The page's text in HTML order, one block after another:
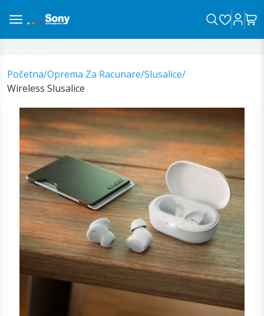
Početna/Oprema Za Racunare/Slusalice/
Wireless Slusalice